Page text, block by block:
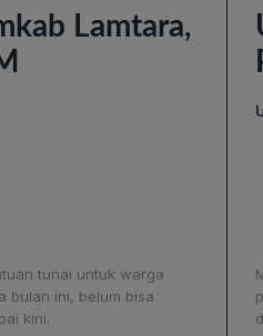
Lamtara,
tunai untuk warga
bulan ini, belum bisa
kini.